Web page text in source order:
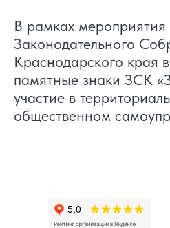
В рамках мероприятия
Законодательного
Краснодарского края
памятные знаки ЗСК
участие в
общественном